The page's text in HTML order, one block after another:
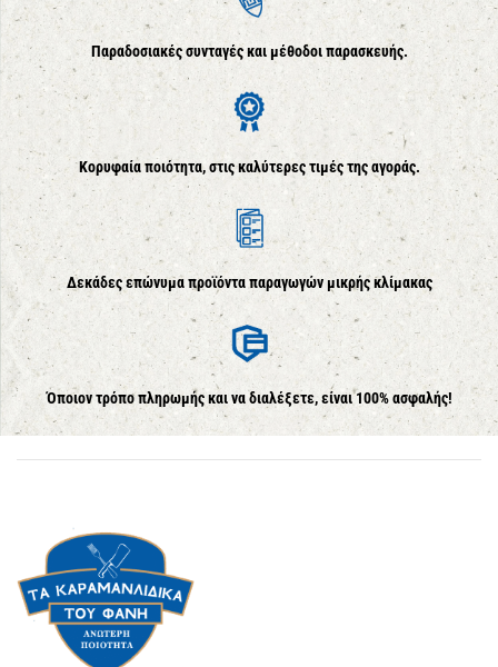
Παραδοσιακές συνταγές και μέθοδοι παρασκευής.
Κορυφαία ποιότητα, στις καλύτερες τιμές της αγοράς.
Δεκάδες επώνυμα προϊόντα παραγωγών μικρής κλίμακας
Όποιον τρόπο πληρωμής και να διαλέξετε, είναι 100% ασφαλής!